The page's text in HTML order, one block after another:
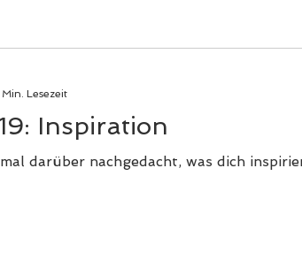
Inspiration
darüber nachgedacht, was dich
Min. Lesezeit